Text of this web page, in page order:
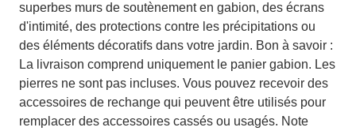
superbes murs de soutènement en gabion, des écrans
d'intimité, des protections contre les précipitations ou
des éléments décoratifs dans votre jardin. Bon à savoir :
La livraison comprend uniquement le panier gabion. Les
pierres ne sont pas incluses. Vous pouvez recevoir des
accessoires de rechange qui peuvent être utilisés pour
remplacer des accessoires cassés ou usagés. Note